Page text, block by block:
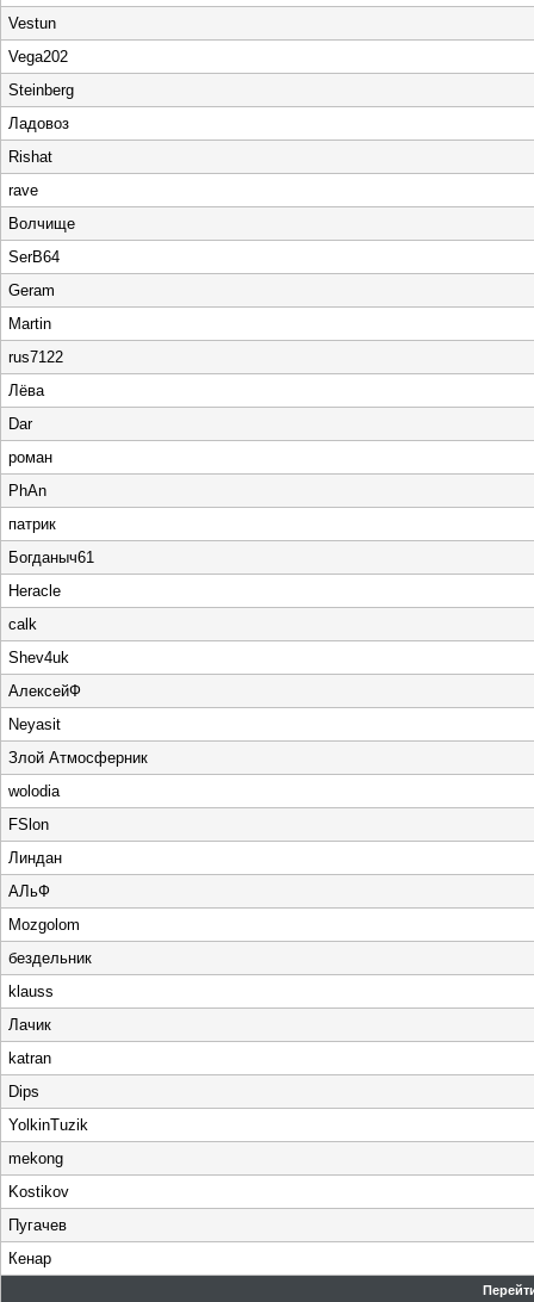
Vestun
Vega202
Steinberg
Ладовоз
Rishat
rave
Волчище
SerB64
Geram
Martin
rus7122
Лёва
Dar
роман
PhAn
патрик
Богданыч61
Heracle
calk
Shev4uk
АлексейФ
Neyasit
Злой Атмосферник
wolodia
FSlon
Линдан
АЛьФ
Mozgolom
бездельник
klauss
Лачик
katran
Dips
YolkinTuzik
mekong
Kostikov
Пугачев
Кенар